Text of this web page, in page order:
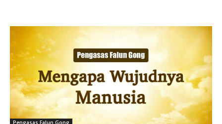
Pengasas Falun Gong